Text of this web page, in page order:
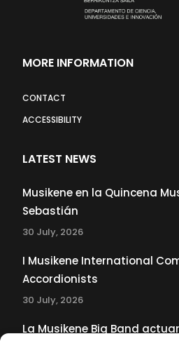
MORE INFORMATION
CONTACT
ACCESSIBILITY
LATEST NEWS
Musikene en la Quincena
Sebastián
30 July, 2026
I Musikene International
Accordionists
30 July, 2026
La Musikene Big Band